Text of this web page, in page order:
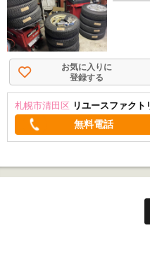
お気に入りに
登録する
札幌市清田区 リユースファクト